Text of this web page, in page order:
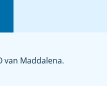
van Maddalena.